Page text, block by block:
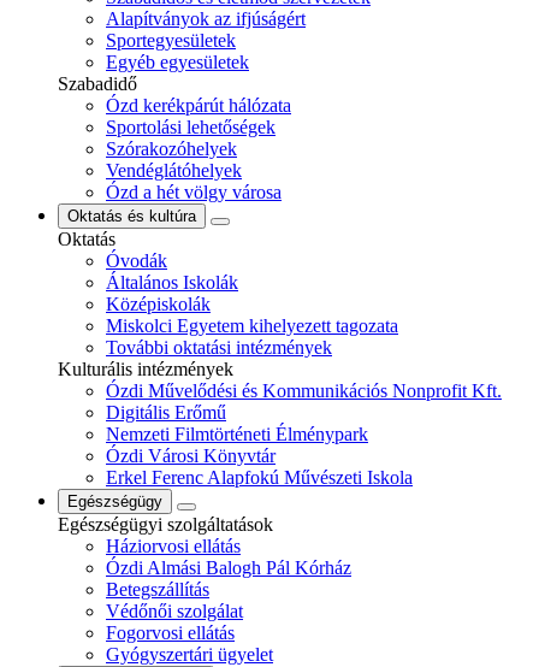
Alapítványok az ifjúságért
Sportegyesületek
Egyéb egyesületek
Szabadidő
Ózd kerékpárút hálózata
Sportolási lehetőségek
Szórakozóhelyek
Vendéglátóhelyek
Ózd a hét völgy városa
Oktatás és kultúra
Oktatás
Óvodák
Általános Iskolák
Középiskolák
Miskolci Egyetem kihelyezett tagozata
További oktatási intézmények
Kulturális intézmények
Ózdi Művelődési és Kommunikációs Nonprofit Kft.
Digitális Erőmű
Nemzeti Filmtörténeti Élménypark
Ózdi Városi Könyvtár
Erkel Ferenc Alapfokú Művészeti Iskola
Egészségügy
Egészségügyi szolgáltatások
Háziorvosi ellátás
Ózdi Almási Balogh Pál Kórház
Betegszállítás
Védőnői szolgálat
Fogorvosi ellátás
Gyógyszertári ügyelet